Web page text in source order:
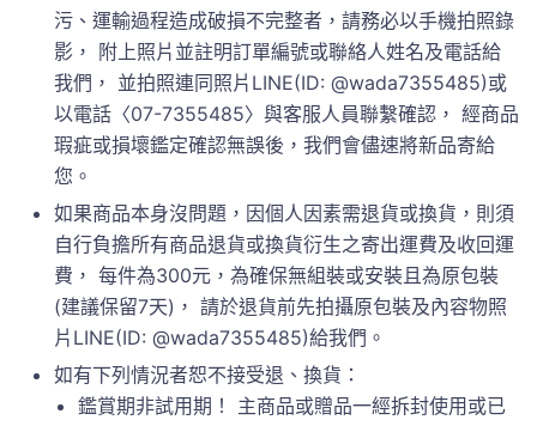
污、運輸過程造成破損不完整者，請務必以手機拍照錄
影， 附上照片並註明訂單編號或聯絡人姓名及電話給
我們， 並拍照連同照片LINE(ID: @wada7355485)或
以電話〈07-7355485〉與客服人員聯繫確認， 經商品
瑕疵或損壞鑑定確認無誤後，我們會儘速將新品寄給
您。
如果商品本身沒問題，因個人因素需退貨或換貨，則須
自行負擔所有商品退貨或換貨衍生之寄出運費及收回運
費， 每件為300元，為確保無組裝或安裝且為原包裝
(建議保留7天)， 請於退貨前先拍攝原包裝及內容物照
片LINE(ID: @wada7355485)給我們。
如有下列情況者恕不接受退、換貨：
鑑賞期非試用期！ 主商品或贈品一經拆封使用或已